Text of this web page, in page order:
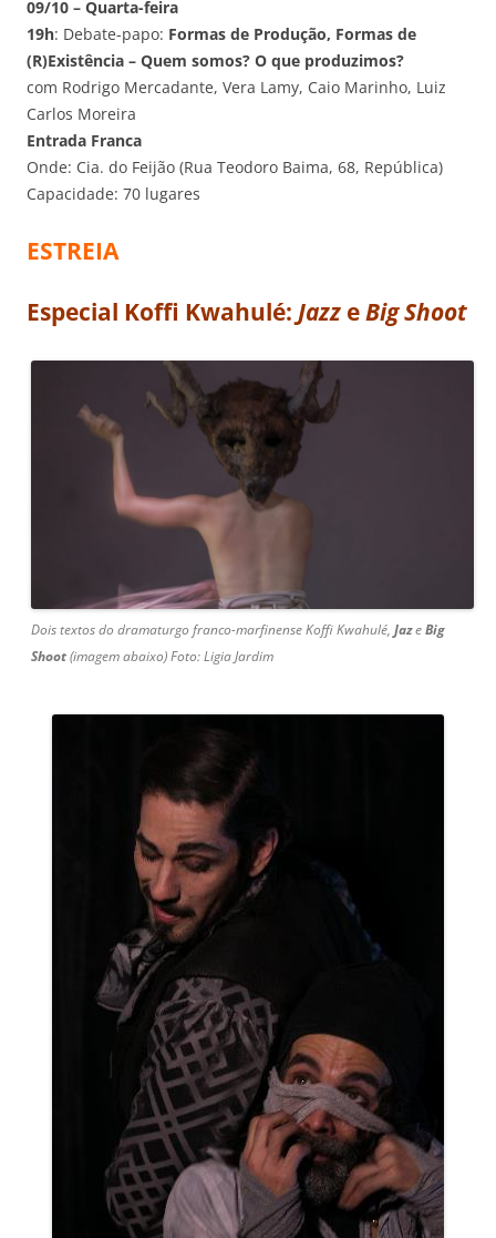
09/10 – Quarta-feira
19h: Debate-papo: Formas de Produção, Formas de
(R)Existência – Quem somos? O que produzimos?
com Rodrigo Mercadante, Vera Lamy, Caio Marinho, Luiz
Carlos Moreira
Entrada Franca
Onde: Cia. do Feijão (Rua Teodoro Baima, 68, República)
Capacidade: 70 lugares
ESTREIA
Especial Koffi Kwahulé: Jazz eBig Shoot
Dois textos do dramaturgo franco-marfinense Koffi Kwahulé, JazeBig
Shoot(imagem abaixo) Foto:Ligia Jardim